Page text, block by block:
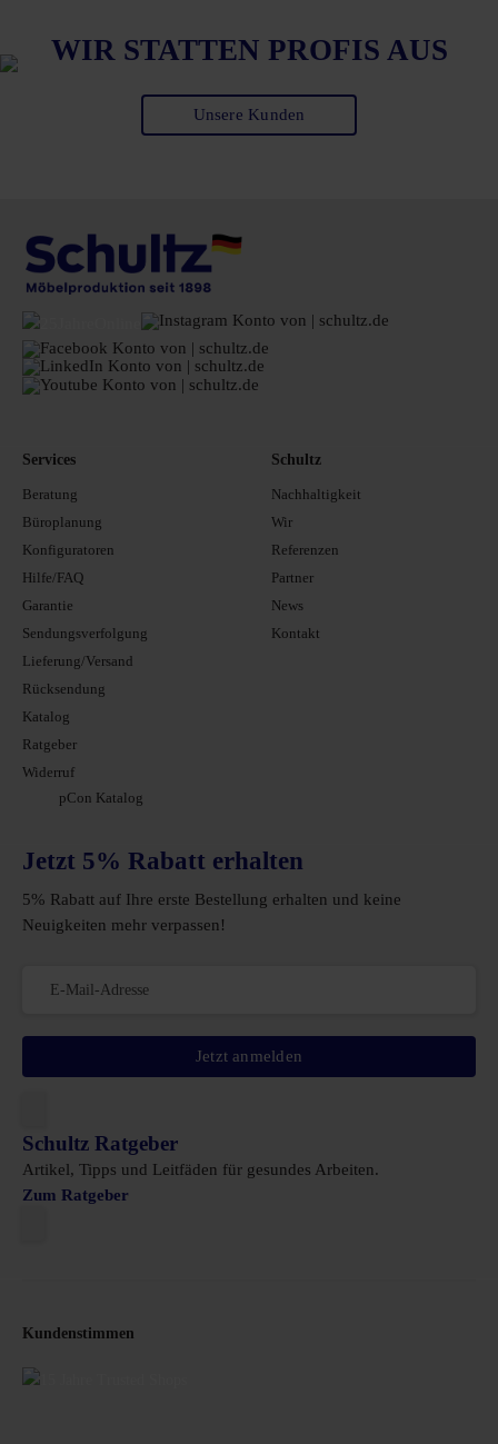
WIR STATTEN PROFIS AUS
Unsere Kunden
Services
Beratung
Büroplanung
Konfiguratoren
Hilfe/FAQ
Garantie
Sendungsverfolgung
Lieferung/Versand
Rücksendung
Katalog
Ratgeber
Widerruf
pCon Katalog
Schultz
Nachhaltigkeit
Wir
Referenzen
Partner
News
Kontakt
Jetzt 5% Rabatt erhalten
5% Rabatt auf Ihre erste Bestellung erhalten und keine
Neuigkeiten mehr verpassen!
Jetzt anmelden
Schultz Ratgeber
Artikel, Tipps und Leitfäden für gesundes Arbeiten.
Zum Ratgeber
Kundenstimmen